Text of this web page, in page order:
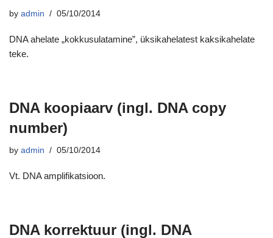
by admin 05/10/2014
DNA ahelate „kokkusulatamine”, üksikahelatest kaksikahelate
teke.
DNA koopiaarv (ingl. DNA copy
number)
by admin 05/10/2014
Vt. DNA amplifikatsioon.
DNA korrektuur (ingl. DNA